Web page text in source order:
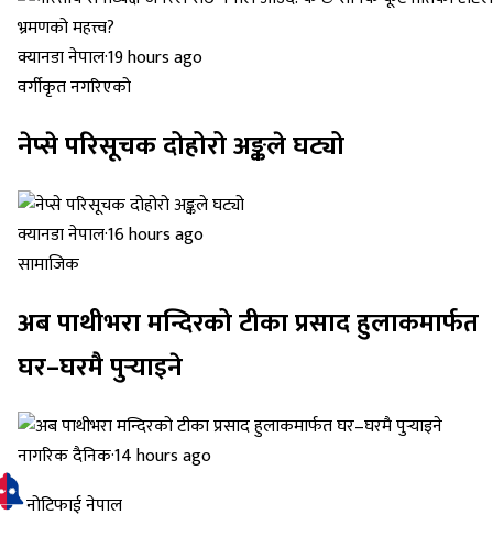
क्यानडा नेपाल·19 hours ago
वर्गीकृत नगरिएको
नेप्से परिसूचक दोहोरो अङ्कले घट्यो
क्यानडा नेपाल·16 hours ago
सामाजिक
अब पाथीभरा मन्दिरको टीका प्रसाद हुलाकमार्फत
घर–घरमै पुर्‍याइने
नागरिक दैनिक·14 hours ago
नोटिफाई नेपाल